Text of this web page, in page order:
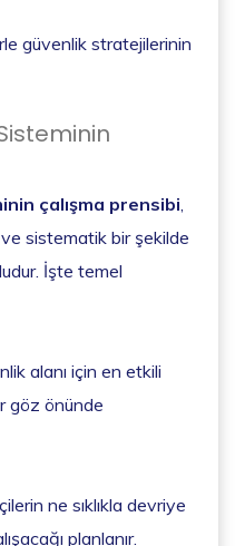
güvenlik stratejilerinin
çalışma prensibi,
sistematik bir şekilde
İşte temel
alanı için en etkili
göz önünde
ne sıklıkla devriye
planlanır.